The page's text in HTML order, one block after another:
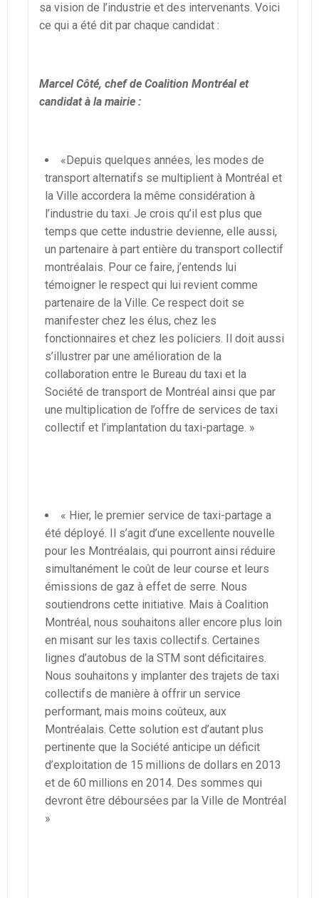
sa vision de l’industrie et des intervenants. Voici
ce qui a été dit par chaque candidat :
Marcel Côté, chef de Coalition Montréal et
candidat à la mairie :
«Depuis quelques années, les modes de
transport alternatifs se multiplient à Montréal et
la Ville accordera la même considération à
l’industrie du taxi. Je crois qu’il est plus que
temps que cette industrie devienne, elle aussi,
un partenaire à part entière du transport collectif
montréalais. Pour ce faire, j’entends lui
témoigner le respect qui lui revient comme
partenaire de la Ville. Ce respect doit se
manifester chez les élus, chez les
fonctionnaires et chez les policiers. Il doit aussi
s’illustrer par une amélioration de la
collaboration entre le Bureau du taxi et la
Société de transport de Montréal ainsi que par
une multiplication de l’offre de services de taxi
collectif et l’implantation du taxi-partage. »
« Hier, le premier service de taxi-partage a
été déployé. Il s’agit d’une excellente nouvelle
pour les Montréalais, qui pourront ainsi réduire
simultanément le coût de leur course et leurs
émissions de gaz à effet de serre. Nous
soutiendrons cette initiative. Mais à Coalition
Montréal, nous souhaitons aller encore plus loin
en misant sur les taxis collectifs. Certaines
lignes d’autobus de la STM sont déficitaires.
Nous souhaitons y implanter des trajets de taxi
collectifs de manière à offrir un service
performant, mais moins coûteux, aux
Montréalais. Cette solution est d’autant plus
pertinente que la Société anticipe un déficit
d’exploitation de 15 millions de dollars en 2013
et de 60 millions en 2014. Des sommes qui
devront être déboursées par la Ville de Montréal
»